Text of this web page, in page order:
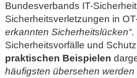
Bundesverbands IT-
Sicherheitsverletzungen in
erkannten Sicherheitslücken“.
Sicherheitsvorfälle und
praktischen Beispielen
häufigsten übersehen